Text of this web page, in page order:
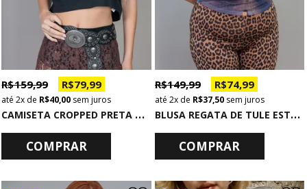
C
AMISETA CROPPED PRETA COM OMBREIRA
R$ 159,99 R$ 79,99
2x de R$ 40,00 sem juros
COMPRAR
B
LUSA REGATA DE TULE ESTAMPADA THE WORLD
R$ 149,99 R$ 74,99
2xde R$ 37,50sem juros
COMPRAR